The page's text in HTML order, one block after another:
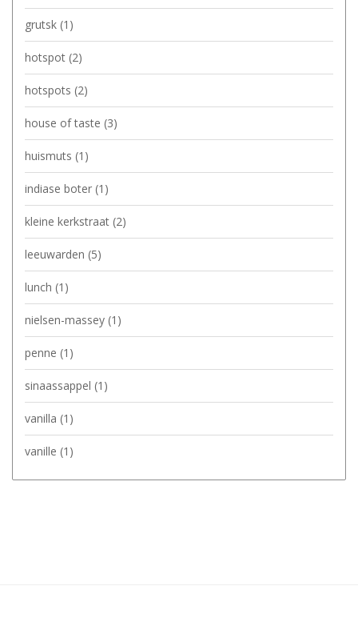
grutsk (1)
hotspot (2)
hotspots (2)
house of taste (3)
huismuts (1)
indiase boter (1)
kleine kerkstraat (2)
leeuwarden (5)
lunch (1)
nielsen-massey (1)
penne (1)
sinaassappel (1)
vanilla (1)
vanille (1)